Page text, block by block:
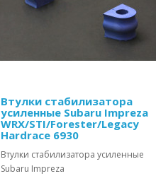
Втулки стабилизатора
усиленные Subaru Impreza
WRX/STI/Forester/Legacy
Hardrace 6930
Втулки стабилизатора усиленные
Subaru Impreza